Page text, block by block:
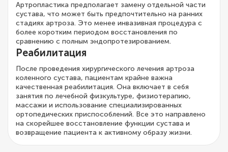
Артропластика предполагает замену отдельной части
сустава, что может быть предпочтительно на ранних
стадиях артроза. Это менее инвазивная процедура с
более коротким периодом восстановления по
сравнению с полным эндопротезированием.
Реабилитация
После проведения хирургического лечения артроза
коленного сустава, пациентам крайне важна
качественная реабилитация. Она включает в себя
занятия по лечебной физкультуре, физиотерапию,
массажи и использование специализированных
ортопедических приспособлений. Все это направлено
на скорейшее восстановление функции сустава и
возвращение пациента к активному образу жизни.